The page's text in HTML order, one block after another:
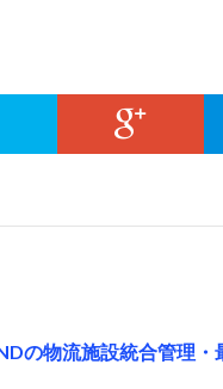
の物流施設統合管理